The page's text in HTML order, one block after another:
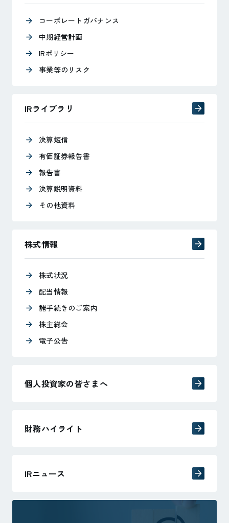
コーポレートガバナンス
中期経営計画
IRポリシー
事業等のリスク
IRライブラリ
決算短信
有価証券報告書
報告書
決算説明資料
その他資料
株式情報
株式状況
配当情報
諸手続きのご案内
株主総会
電子公告
個人投資家の皆さまへ
財務ハイライト
IRニュース